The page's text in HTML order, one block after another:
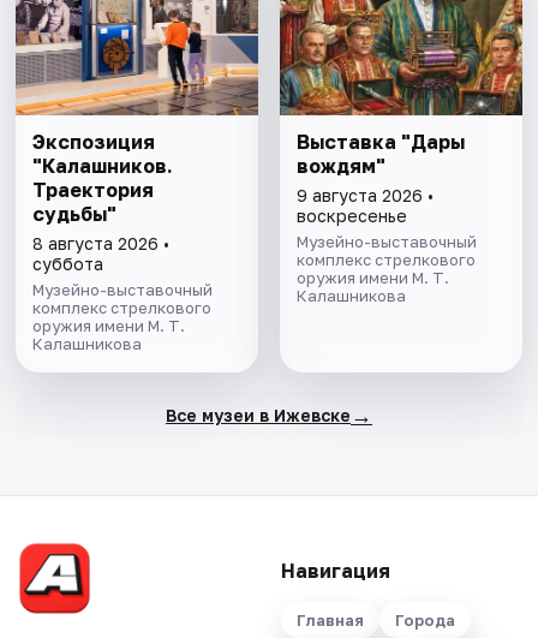
Экспозиция
"Калашников.
Траектория
судьбы"
8 августа 2026 •
суббота
Музейно-выставочный
комплекс стрелкового
оружия имени М. Т.
Калашникова
Выставка "Дары
вождям"
9 августа 2026 •
воскресенье
Музейно-выставочный
комплекс стрелкового
оружия имени М. Т.
Калашникова
Все музеи в Ижевске →
Навигация
Главная Города